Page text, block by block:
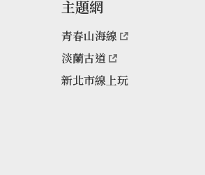
主題網
青春山海線
淡蘭古道
新北市線上玩